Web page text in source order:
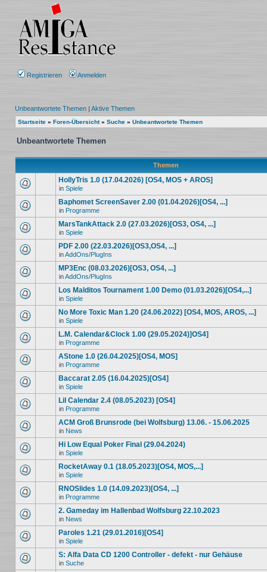
Registrieren Anmelden
Unbeantwortete Themen | Aktive Themen
Startseite » Foren-Übersicht» Suche » Unbeantwortete Themen
Unbeantwortete Themen
Themen
HollyTris 1.0 (17.04.2026) [OS4, MOS + AROS]
in Spiele
Baphomet ScreenSaver 2.00 (01.04.2026)[OS4, ...]
in Programme
MarsTankAttack 2.0 (27.03.2026)[OS3, OS4, ...]
in Spiele
PDF 2.00 (22.03.2026)[OS3,OS4, ...]
inAddOns/PlugIns
MP3Enc (08.03.2026)[OS3, OS4, ...]
inAddOns/PlugIns
Los Malditos Tournament 1.00 Demo (01.03.2026)[OS4,...]
in Spiele
No More Toxic Man 1.20 (24.06.2022) [OS4, MOS, AROS, ...]
in Spiele
L.M. Calendar&Clock 1.00 (29.05.2024)]OS4]
in Programme
AStone 1.0 (26.04.2025)[OS4, MOS]
in Programme
Baccarat 2.05 (16.04.2025)[OS4]
in Spiele
Lil Calendar 2.4 (08.05.2023) [OS4]
in Programme
ACM Groß Brunsrode (bei Wolfsburg) 13.06. - 15.06.2025
in News
Hi Low Equal Poker Final (29.04.2024)
in Spiele
RocketAway 0.1 (18.05.2023)[OS4, MOS,...]
in Spiele
RNOSlides 1.0 (14.09.2023)[OS4, ...]
in Programme
2. Gameday im Hallenbad Wolfsburg 22.10.2023
in News
Paroles 1.21 (29.01.2016)[OS4]
in Spiele
S: Alfa Data CD 1200 Controller - defekt - nur Gehäuse
in Suche